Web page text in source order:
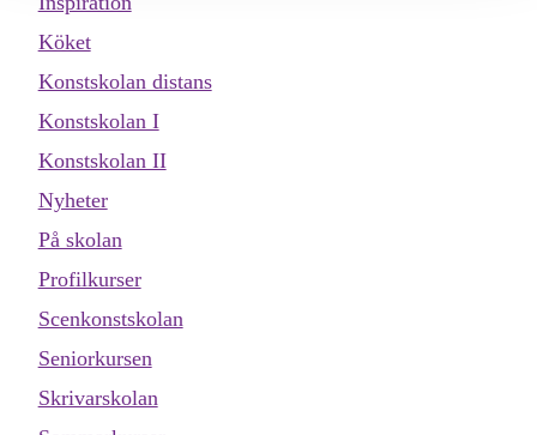
Köket
Konstskolan distans
Konstskolan I
Konstskolan II
Nyheter
På skolan
Profilkurser
Scenkonstskolan
Seniorkursen
Skrivarskolan